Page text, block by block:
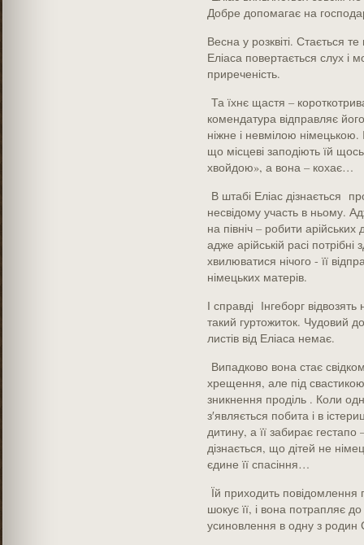
Добре допомагає на
Весна у розквіті. Стається
Еліаса повертається слух і
приреченість.
Та їхнє щастя –
комендатура відправляє
ніжне і невмілою німецькою.
що місцеві заподіють їй
хвойдою», а вона – кохає…
В штабі Еліас дізнається
несвідому участь в ньому.
на північ – робити арійських
адже арійській расі
хвилюватися нічого - її
німецьких матерів.
І справді Інгеборг
такий гуртожиток. Чудовий
листів від Еліаса немає.
Випадково вона стає
хрещення, але під
зникнення проділь . Коли
з′являється побита і в
дитину, а її забирає гестапо
дізнається, що дітей не
єдине її спасіння…
Їй приходить повідомлення
шокує її, і вона потрапляє
усиновлення в одну з родин